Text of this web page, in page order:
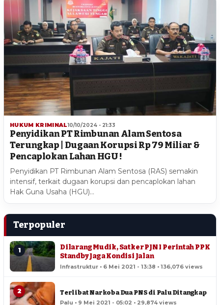
HUKUM KRIMINAL10/10/2024 - 21:33
Penyidikan PT Rimbunan Alam Sentosa
Terungkap | Dugaan Korupsi Rp 79 Miliar &
Pencaplokan Lahan HGU !
Penyidikan PT Rimbunan Alam Sentosa (RAS) semakin
intensif, terkait dugaan korupsi dan pencaplokan lahan
Hak Guna Usaha (HGU)…
Terpopuler
1
Dilarang Mudik, Satker PJN I Perintah PPK
Standby Jaga Kondisi Jalan
Infrastruktur • 6 Mei 2021 - 13:38 • 136,076 views
2 Terlibat Narkoba Dua PNS di Palu Ditangkap
Palu • 9 Mei 2021 - 05:02 • 29,874 views